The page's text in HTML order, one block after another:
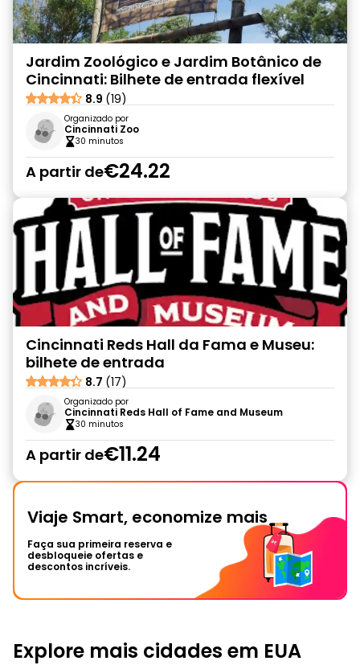
Jardim Zoológico e Jardim Botânico de
Cincinnati: Bilhete de entrada flexível
8.9 (19)
Organizado por
Cincinnati Zoo
30 minutos
A partir de€24.22
Cincinnati Reds Hall da Fama e Museu:
bilhete de entrada
8.7 (17)
Organizado por
Cincinnati Reds Hall of Fame and Museum
30 minutos
A partir de€11.24
Viaje Smart, economize mais
Faça sua primeira reserva e
desbloqueie ofertas e
descontos incríveis.
Explore mais cidades em EUA